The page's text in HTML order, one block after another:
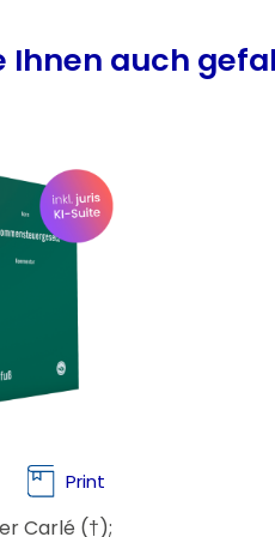
Ihnen auch
Print
Carlé (†);